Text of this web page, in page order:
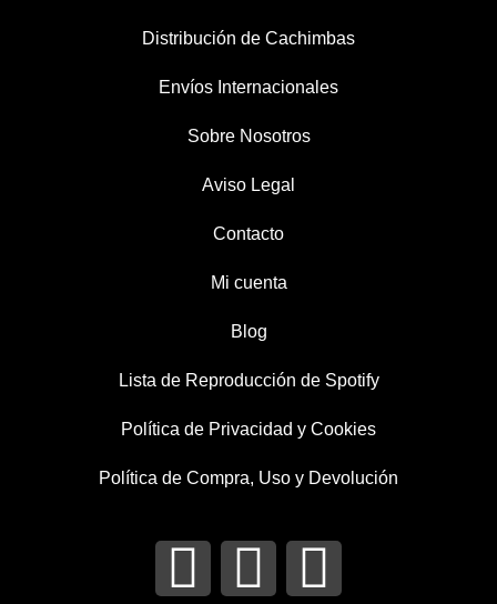
Distribución de Cachimbas
Envíos Internacionales
Sobre Nosotros
Aviso Legal
Contacto
Mi cuenta
Blog
Lista de Reproducción de Spotify
Política de Privacidad y Cookies
Política de Compra, Uso y Devolución
I T F